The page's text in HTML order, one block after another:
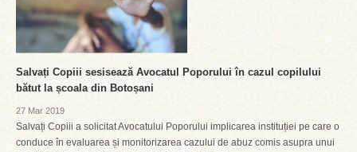
Salvați Copiii sesisează Avocatul Poporului în cazul copilului
bătut la școala din Botoșani
27 Mar 2019
Salvați Copiii a solicitat Avocatului Poporului implicarea instituției pe care o
conduce în evaluarea și monitorizarea cazului de abuz comis asupra unui